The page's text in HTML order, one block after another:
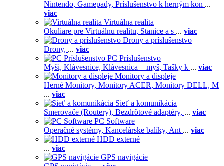
Nintendo, Gamepady, Príslušenstvo k herným kon ...
viac
Virtuálna realita
Okuliare pre Virtuálnu realitu, Stanice a s ... viac
Drony a príslušenstvo
Drony, ... viac
PC Príslušenstvo
Myši, Klávesnice, Klávesnica + myš, Tašky k ... viac
Monitory a displeje
Herné Monitory, Monitory ACER, Monitory DELL, M
... viac
Sieť a komunikácia
Smerovače (Routery), Bezdrôtové adaptéry, ... viac
PC Software
Operačné systémy, Kancelárske balíky, Ant ... viac
HDD externé
... viac
GPS navigácie